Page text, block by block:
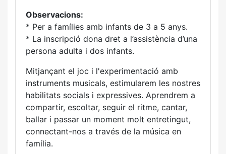
Observacions:
* Per a famílies amb infants de 3 a 5 anys.
* La inscripció dona dret a l’assistència d’una
persona adulta i dos infants.
Mitjançant el joc i l'experimentació amb
instruments musicals, estimularem les nostres
habilitats socials i expressives. Aprendrem a
compartir, escoltar, seguir el ritme, cantar,
ballar i passar un moment molt entretingut,
connectant-nos a través de la música en
família.